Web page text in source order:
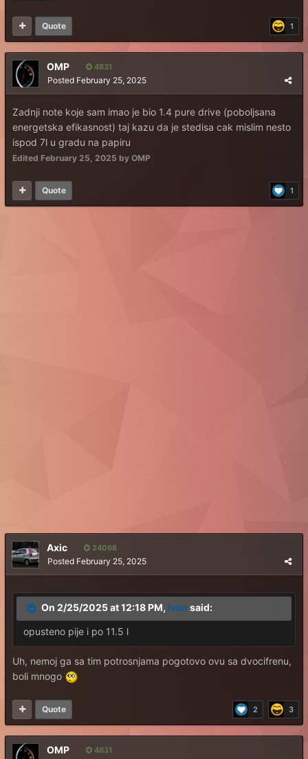
1
Quote
OMP 4831
Posted February 25, 2025
Zadnji note koje sam imao je bio 1.4 pure drive (poboljsana
energetska efikasnost) taj kazu da je stedisa cak mislim nesto
ispod 7l u gradu na papiru
Edited February 25, 2025 by OMP
1
Quote
Axic 24068
Posted February 25, 2025
On 2/25/2025 at 12:18 PM, Ivan said:
opusteno pije i po 11.5 l
Uh, nemoj ga sa tim potrosnjama pogotovo ovu sa dvocifrenu,
boli mnogo
2 3
Quote
OMP 4831